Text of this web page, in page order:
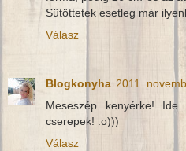
Sütöttetek esetleg már
Válasz
Blogkonyha 2011.
Meseszép kenyérke!
cserepek! :o)))
Válasz